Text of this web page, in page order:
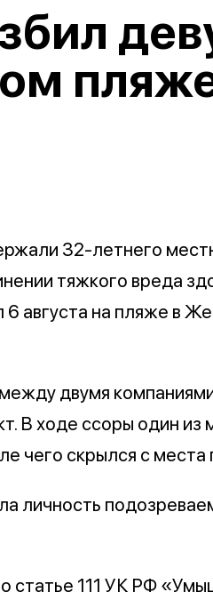
32-летнего
тяжкого вреда
августа на пляже в
двумя
В ходе ссоры один из
чего скрылся с
личность
статье 111 УК РФ